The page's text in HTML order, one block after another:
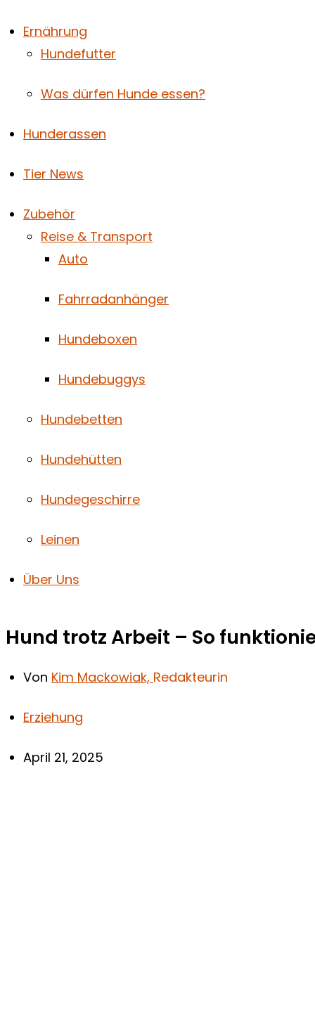
Ernährung
Hundefutter
Was dürfen Hunde essen?
Hunderassen
Tier News
Zubehör
Reise & Transport
Auto
Fahrradanhänger
Hundeboxen
Hundebuggys
Hundebetten
Hundehütten
Hundegeschirre
Leinen
Über Uns
Hund trotz Arbeit – So
Von Kim Mackowiak, Redakteurin
Erziehung
April 21, 2025